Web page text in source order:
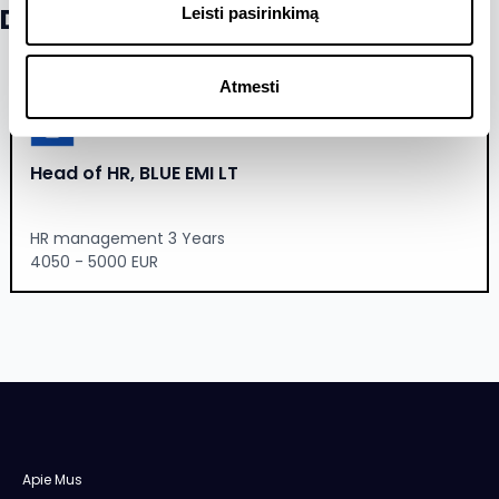
Leisti pasirinkimą
Atmesti
Daugiau šios įmonės skelbimų
Head of HR, BLUE EMI LT
HR management 3 Years
4050 - 5000 EUR
Apie Mus